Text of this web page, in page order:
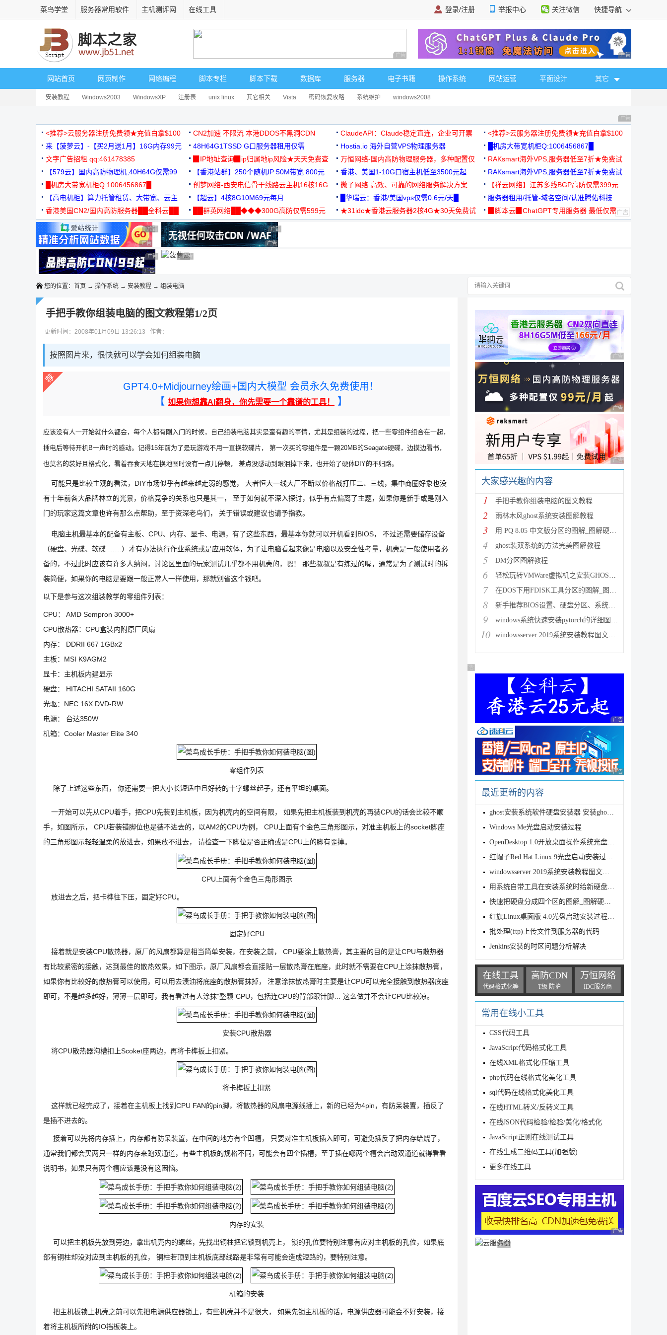
菜鸟学堂 服务器常用软件 主机测评网 在线工具 登录/注册 举报中心 关注微信 快捷导航
广告 商业广告，理性选择 广告 商业广告，理
网站首页 网页制作 网络编程 脚本专栏 脚本下载 数据库 服务器 电子书籍 操作系统 网站运营 平面设计 其它
安装教程 Windows2003 WindowsXP 注册表 unix linux 其它相关 Vista 密码恢复攻略 系统维护 windows2008
广告 商业广告，理
<推荐>云服务器注册免费领★充值白拿$100 CN2加速 不限流 本港DDOS不黑洞CDN ClaudeAPI：Claude稳定直连，企业可开票
<推荐>云服务器注册免费领★充值白拿$100
来【菠萝云】-【买2月送1月】16G内存99元
48H64G1TSSD G口服务器租用仅需
3000+可免费测试
Hostia.io 海外自营VPS物理服务器
█机房大带宽机柜Q:1006456867█
文字广告招租 qq:461478385
▉IP地址查询▉ip归属地ip风险★天天免费查
万恒网络-国内高防物理服务器，多种配置仅
99元/月起
RAKsmart海外VPS,服务器低至7折★免费试
用★
【579云】国内高防物理机,40H64G仅需99
元
【香港站群】250个随机IP 50M带宽 800元 香港、美国1-10G口宿主机低至3500元起
RAKsmart海外VPS,服务器低至7折★免费试
用★
█机房大带宽机柜Q:1006456867█
创梦网络-西安电信骨干线路云主机16核16G
88元/月
微子网络 高效、可靠的网络服务解决方案
【祥云网络】江苏多线BGP高防仅需399元
【高电机柜】算力托管租赁、大带宽、云主
机
【超云】4核8G10M69元每月 █华瑞云：香港/美国vps仅需0.6元/天█
服务器租用/托管-域名空间/认准腾佑科技
香港美国CN2/国内高防服务器██全科云██
██群英网络██◆◆◆300G高防仅需599元
◆◆◆
★31idc★香港云服务器2核4G★30天免费试
▉脚本云▉ChatGPT专用服务器 最低仅需
广告 商业广告，理性选择
广告 商业广告，理性选择
广告 商业广告，理性选择
广告 商业广告，理性选择
广告 商业广告，理性选择
广告 商业广告，理性选择
广告 商业广告，理性选择
广告 商业广告，理性选择广告 商业广告，理性选择
广告 商业广告，理性选择
您的位置： 首页 → 操作系统 → 安装教程 → 组装电脑
手把手教你组装电脑的图文教程第1/2页
更新时间：2008年01月09日 13:26:13 作者：
按照图片来，很快就可以学会如何组装电脑
GPT4.0+Midjourney绘画+国内大模型 会员永久免费使用！
【 如果你想靠AI翻身，你先需要一个靠谱的工具！ 】
应该没有人一开始就什么都会，每个人都有刚入门的时候，自己组装电脑其实是蛮有趣的事情，尤其是组装的过程，把一些零组件组合在一起，
插电后等待开机B一声时的感动。记得15年前为了是玩游戏不用一直换软碟片， 第一次买的零组件是一颗20MB的Seagate硬碟，边摸边看书，
也莫名的装好且格式化，看着吞食天地在换地图时没有一点儿停顿， 差点没感动到眼泪掉下来，也开始了硬体DIY的不归路。
可能只是比较主观的看法，DIY市场似乎有越来越走弱的感觉， 大者恒大一线大厂不断以价格战打压二、三线，集中商圈好象也没
有十年前各大品牌林立的光景，价格竞争的关系也只是其一， 至于如何就不深入探讨，似乎有点偏离了主题，如果你是新手或是刚入
门的玩家这篇文章也许有那么点帮助，至于资深老鸟们， 关于错误或建议也请予指教。
电脑主机最基本的配备有主板、CPU、内存、显卡、电源，有了这些东西，最基本你就可以开机看到BIOS， 不过还需要储存设备
（硬盘、光碟、软碟 ……）才有办法执行作业系统或是应用软体，为了让电脑看起来像是电脑以及安全性考量，机壳是一般使用者必
备的，不过此时应该有许多人纳闷，讨论区里面的玩家测试几乎都不用机壳的，嗯！ 那些叔叔是有练过的喔，通常是为了测试时的拆
装简便，如果你的电脑是要跟一般正常人一样使用，那就别省这个钱吧。
以下是参与这次组装教学的零组件列表：
CPU： AMD Sempron 3000+
CPU散热器：CPU盒装内附原厂风扇
内存： DDRII 667 1GBx2
主板：MSI K9AGM2
显卡：主机板内建显示
硬盘： HITACHI SATAII 160G
光驱：NEC 16X DVD-RW
电源： 台达350W
机箱：Cooler Master Elite 340
零组件列表
除了上述这些东西， 你还需要一把大小长短适中且好转的十字螺丝起子，还有平坦的桌面。
一开始可以先从CPU着手，把CPU先装到主机板，因为机壳内的空间有限， 如果先把主机板装到机壳的再装CPU的话会比较不顺
手，如图所示， CPU若装错脚位也是装不进去的，以AM2的CPU为例， CPU上面有个金色三角形图示，对准主机板上的socket脚座
的三角形图示轻轻温柔的放进去，如果放不进去， 请检查一下脚位是否正确或是CPU上的脚有歪掉。
CPU上面有个金色三角形图示
放进去之后，把卡榫往下压，固定好CPU。
固定好CPU
接着就是安装CPU散热器，原厂的风扇都算是相当简单安装，在安装之前， CPU要涂上散热膏，其主要的目的是让CPU与散热器
有比较紧密的接触，达到最佳的散热效果，如下图示，原厂风扇都会直接贴一层散热膏在底座，此时就不需要在CPU上涂抹散热膏，
如果你有比较好的散热膏可以使用，可以用去渍油将底座的散热膏抹掉， 注意涂抹散热膏时主要是让CPU可以完全接触到散热器底座
即可，不是越多越好，薄薄一层即可，我有看过有人涂抹”整颗”CPU，包括连CPU的背部跟针脚… 这么做并不会让CPU比较凉。
安装CPU散热器
将CPU散热器沟槽扣上Scoket座两边，再将卡榫扳上扣紧。
将卡榫扳上扣紧
这样就已经完成了，接着在主机板上找到CPU FAN的pin脚，将散热器的风扇电源线插上，新的已经为4pin，有防呆装置，插反了
是插不进去的。
接着可以先将内存插上，内存都有防呆装置，在中间的地方有个凹槽， 只要对准主机板插入即可，可避免插反了把内存给烧了，
通常我们都会买两只一样的内存来跑双通道，有些主机板的规格不同，可能会有四个插槽，至于插在哪两个槽会启动双通道就得看看
说明书，如果只有两个槽应该是没有这困恼。
内存的安装
可以把主机板先放到旁边，拿出机壳内的螺丝，先找出铜柱把它锁到机壳上， 锁的孔位要特别注意有应对主机板的孔位，如果底
部有铜柱却没对应到主机板的孔位， 铜柱若顶到主机板底部线路是非常有可能会造成短路的，要特别注意。
机箱的安装
把主机板锁上机壳之前可以先把电源供应器锁上，有些机壳并不是很大， 如果先锁主机板的话，电源供应器可能会不好安装，接
着将主机板所附的IO挡板装上。
广告 商业广告，理性
广告 商业广告，理性
广告 商业广告，理性
大家感兴趣的内容
1 手把手教你组装电脑的图文教程
2 雨林木风ghost系统安装图解教程
3 用 PQ 8.05 中文版分区的图解_图解硬盘分区
4 ghost装双系统的方法完美图解教程
5 DM分区图解教程
6 轻松玩转VMWare虚拟机之安装GHOST系统图文教程
7 在DOS下用FDISK工具分区的图解_图解硬盘分区
8 新手推荐BIOS设置、硬盘分区、系统安装、备份全程图解！
9 windows系统快速安装pytorch的详细图文教程
10 windowsserver 2019系统安装教程图文详解
广告 商业广告，理性选择
广告 商业广告，理性
广告 商业广告，理性
最近更新的内容
ghost安装系统软件硬盘安装器 安装ghost图文教程
Windows Me光盘启动安装过程
OpenDesktop 1.0开放桌面操作系统光盘启动安装过程详细图解
红帽子Red Hat Linux 9光盘启动安装过程图解
windowsserver 2019系统安装教程图文详解
用系统自带工具在安装系统时给新硬盘分区图解_图解硬盘分区
快速把硬盘分成四个区的图解_图解硬盘分区
红旗Linux桌面版 4.0光盘启动安装过程图解(Red Flag Linu
批处理(ftp)上传文件到服务器的代码
Jenkins安装的时区问题分析解决
在线工具
代码格式化等
高防CDN
T级 防护
万恒网络
IDC服务商
常用在线小工具
CSS代码工具
JavaScript代码格式化工具
在线XML格式化/压缩工具
php代码在线格式化美化工具
sql代码在线格式化美化工具
在线HTML转义/反转义工具
在线JSON代码检验/检验/美化/格式化
JavaScript正则在线测试工具
在线生成二维码工具(加强版)
更多在线工具
广告 商业广告，理性
广告 商业广告，理性选择